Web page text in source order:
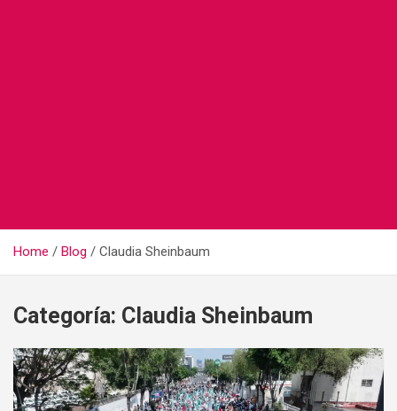
Home Blog Claudia Sheinbaum
Categoría: Claudia Sheinbaum